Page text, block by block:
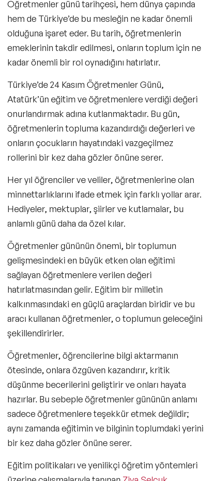
Öğretmenler günü tarihçesi, hem dünya çapında
hem de Türkiye’de bu mesleğin ne kadar önemli
olduğuna işaret eder. Bu tarih, öğretmenlerin
emeklerinin takdir edilmesi, onların toplum için ne
kadar önemli bir rol oynadığını hatırlatır.
Türkiye’de 24 Kasım Öğretmenler Günü,
Atatürk’ün eğitim ve öğretmenlere verdiği değeri
onurlandırmak adına kutlanmaktadır. Bu gün,
öğretmenlerin topluma kazandırdığı değerleri ve
onların çocukların hayatındaki vazgeçilmez
rollerini bir kez daha gözler önüne serer.
Her yıl öğrenciler ve veliler, öğretmenlerine olan
minnettarlıklarını ifade etmek için farklı yollar arar.
Hediyeler, mektuplar, şiirler ve kutlamalar, bu
anlamlı günü daha da özel kılar.
Öğretmenler gününün önemi, bir toplumun
gelişmesindeki en büyük etken olan eğitimi
sağlayan öğretmenlere verilen değeri
hatırlatmasından gelir. Eğitim bir milletin
kalkınmasındaki en güçlü araçlardan biridir ve bu
aracı kullanan öğretmenler, o toplumun geleceğini
şekillendirirler.
Öğretmenler, öğrencilerine bilgi aktarmanın
ötesinde, onlara özgüven kazandırır, kritik
düşünme becerilerini geliştirir ve onları hayata
hazırlar. Bu sebepleöğretmenler gününün anlamı
sadece öğretmenlere teşekkür etmek değildir;
aynı zamanda eğitimin ve bilginin toplumdaki yerini
bir kez daha gözler önüne serer.
Eğitim politikaları ve yenilikçi öğretim yöntemleri